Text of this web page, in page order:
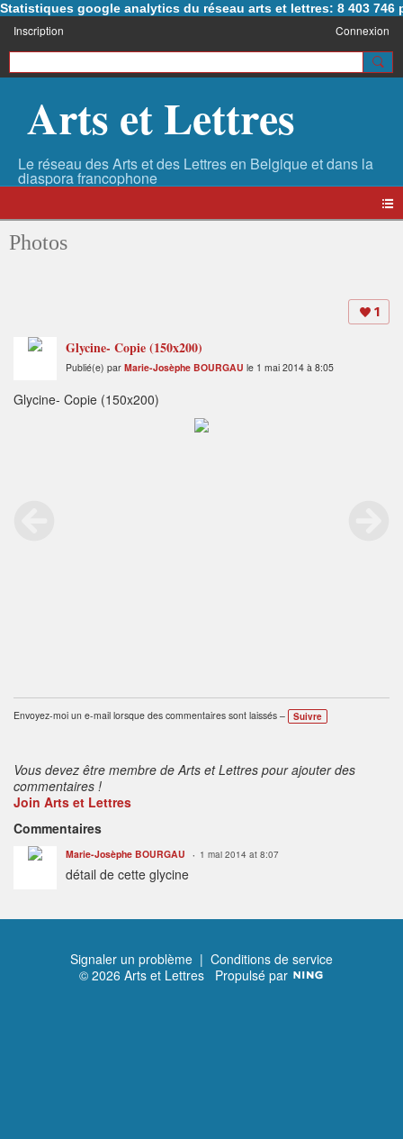
Statistiques google analytics du réseau arts et lettres: 8 403 746
Inscription Connexion
Arts et Lettres
Photos
1
Glycine- Copie (150x200)
Publié(e) par Marie-Josèphe BOURGAU le 1 mai 2014 à 8:05
Glycine- Copie (150x200)
Envoyez-moi un e-mail lorsque des commentaires sont laissés – Suivre
Vous devez être membre de Arts et Lettres pour ajouter des
commentaires !
Join Arts et Lettres
Commentaires
Marie-Josèphe BOURGAU 1 mai 2014 at 8:07
détail de cette glycine
Signaler un problème | Conditions de service
© 2026 Arts et Lettres Propulsé par